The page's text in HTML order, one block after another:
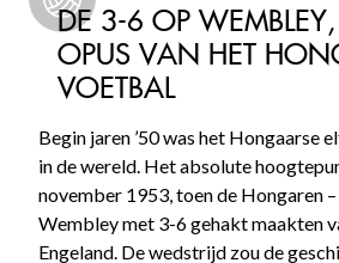
DE 3-6 OP
OPUS VAN HET
VOETBAL
Begin jaren ’50 was het Hongaarse
in de wereld. Het absolute
november 1953, toen de Hongaren
Wembley met 3-6 gehakt maakten
Engeland. De wedstrijd zou de